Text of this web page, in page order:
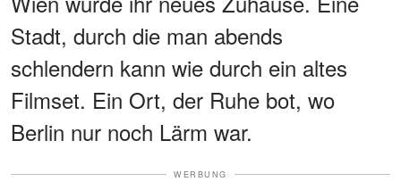
Stadt, durch die man abends
schlendern kann wie durch ein altes
Filmset. Ein Ort, der Ruhe bot, wo
Berlin nur noch Lärm war.
WERBUNG